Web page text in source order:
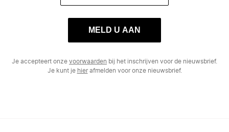
MELD U AAN
Je accepteert onze voorwaarden bij het inschrijven voor de nieuwsbrief.
Je kunt je hierafmelden voor onze nieuwsbrief.